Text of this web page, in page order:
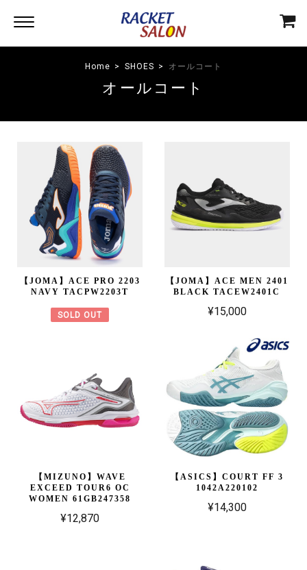
Home SHOES オールコート
オールコート
【JOMA】ACE PRO 2203
NAVY TACPW2203T
SOLD OUT
【JOMA】ACE MEN 2401
BLACK TACEW2401C
¥15,000
【MIZUNO】WAVE
EXCEED TOUR6 OC
WOMEN 61GB247358
¥12,870
【ASICS】COURT FF 3
1042A220102
¥14,300